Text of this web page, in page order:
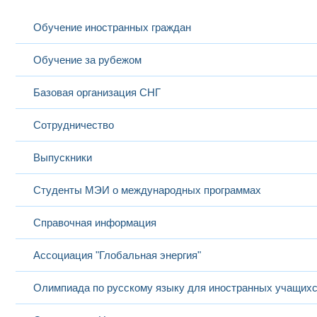
Обучение иностранных граждан
Обучение за рубежом
Базовая организация СНГ
Сотрудничество
Выпускники
Студенты МЭИ о международных программах
Справочная информация
Ассоциация "Глобальная энергия"
Олимпиада по русскому языку для иностранных